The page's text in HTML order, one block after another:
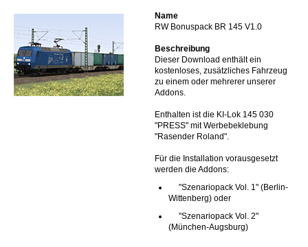
Name
RW Bonuspack BR 145 V1.0
Beschreibung
Dieser Download enthält ein
kostenloses, zusätzliches Fahrzeug
zu einem oder mehrerer unserer
Addons.
Enthalten ist die KI-Lok 145 030
"PRESS" mit Werbebeklebung
"Rasender Roland".
Für die Installation vorausgesetzt
werden die Addons:
"Szenariopack Vol. 1" (Berlin-
Wittenberg) oder
"Szenariopack Vol. 2"
(München-Augsburg)